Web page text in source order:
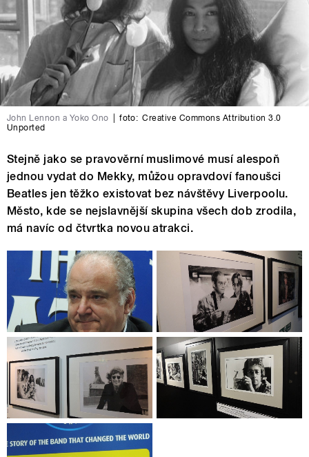
John Lennon a Yoko Ono foto: Creative Commons Attribution 3.0
Unported
Stejně jako se pravověrní muslimové musí alespoň
jednou vydat do Mekky, můžou opravdoví fanoušci
Beatles jen těžko existovat bez návštěvy Liverpoolu.
Město, kde se nejslavnější skupina všech dob zrodila,
má navíc od čtvrtka novou atrakci.